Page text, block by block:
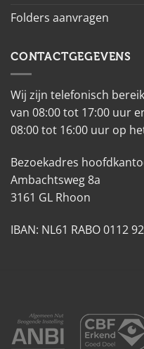
Folders aanvragen
CONTACTGEGEVENS
Wij zijn telefonisch
van 08:00 tot 17:00 uur
08:00 tot 16:00 uur op
Bezoekadres
Ambachtsweg 8a
3161 GL Rhoon
IBAN: NL61 RABO 0112